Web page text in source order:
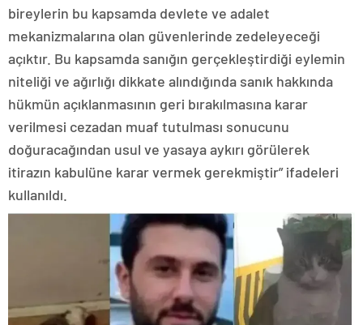
bireylerin bu kapsamda devlete ve adalet
mekanizmalarına olan güvenlerinde zedeleyeceği
açıktır. Bu kapsamda sanığın gerçekleştirdiği eylemin
niteliği ve ağırlığı dikkate alındığında sanık hakkında
hükmün açıklanmasının geri bırakılmasına karar
verilmesi cezadan muaf tutulması sonucunu
doğuracağından usul ve yasaya aykırı görülerek
itirazın kabulüne karar vermek gerekmiştir” ifadeleri
kullanıldı.